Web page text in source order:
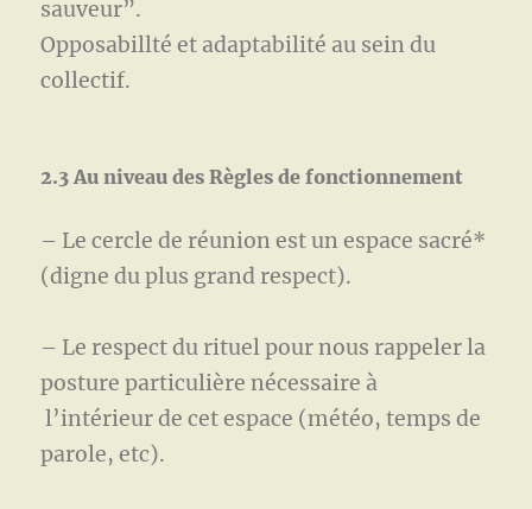
sauveur”.
Opposabillté et adaptabilité au sein du
collectif.
2.3 Au niveau des Règles de fonctionnement
– Le cercle de réunion est un espace sacré*
(digne du plus grand respect).
– Le respect du rituel pour nous rappeler la
posture particulière nécessaire à
l’intérieur de cet espace (météo, temps de
parole, etc).